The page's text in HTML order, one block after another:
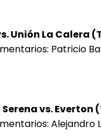
Unión La Calera
Patricio
vs. Everton
Alejandro